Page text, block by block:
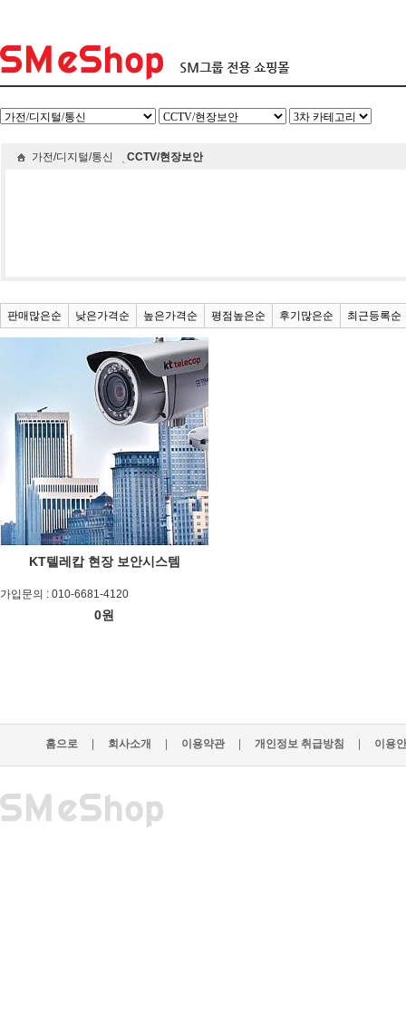
가전/디지털/통신 CCTV/현장보안
판매많은순 낮은가격순 높은가격순 평점높은순 후기많은순 최근등록순
KT텔레캅 현장 보안시스템
가입문의 : 010-6681-4120
0원
홈으로 회사소개 이용약관 개인정보 취급방침 이용